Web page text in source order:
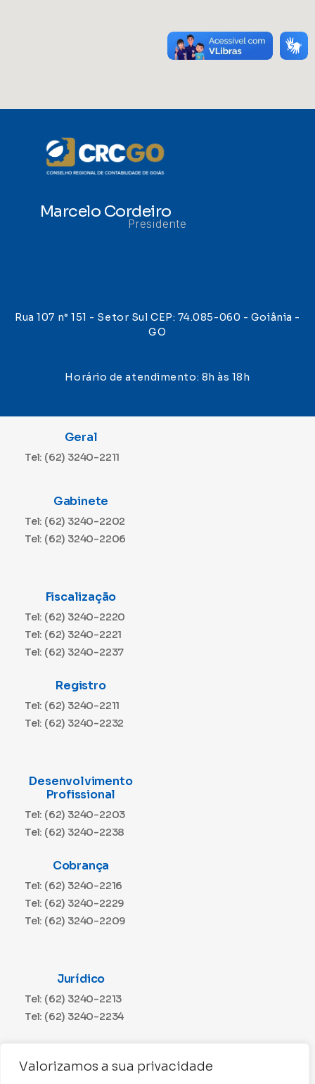
Valorizamos a sua privacidade
Marcelo Cordeiro
Presidente
Rua 107 n° 151 - Setor Sul CEP: 74.085-060 - Goiânia -
GO
Horário de atendimento: 8h às 18h
Geral
Tel: (62) 3240-2211
Gabinete
Tel: (62) 3240-2202
Tel: (62) 3240-2206
Fiscalização
Tel: (62) 3240-2220
Tel: (62) 3240-2221
Tel: (62) 3240-2237
Registro
Tel: (62) 3240-2211
Tel: (62) 3240-2232
Desenvolvimento
Profissional
Tel: (62) 3240-2203
Tel: (62) 3240-2238
Cobrança
Tel: (62) 3240-2216
Tel: (62) 3240-2229
Tel: (62) 3240-2209
Jurídico
Tel: (62) 3240-2213
Tel: (62) 3240-2234
Tel: (62) 3240-2230